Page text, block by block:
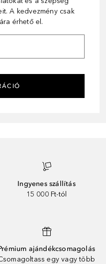
A kedvezmény csak
érhető el.
Ingyenes szállítás
15 000 Ft-tól
ajándékcsomagolás
egy vagy több